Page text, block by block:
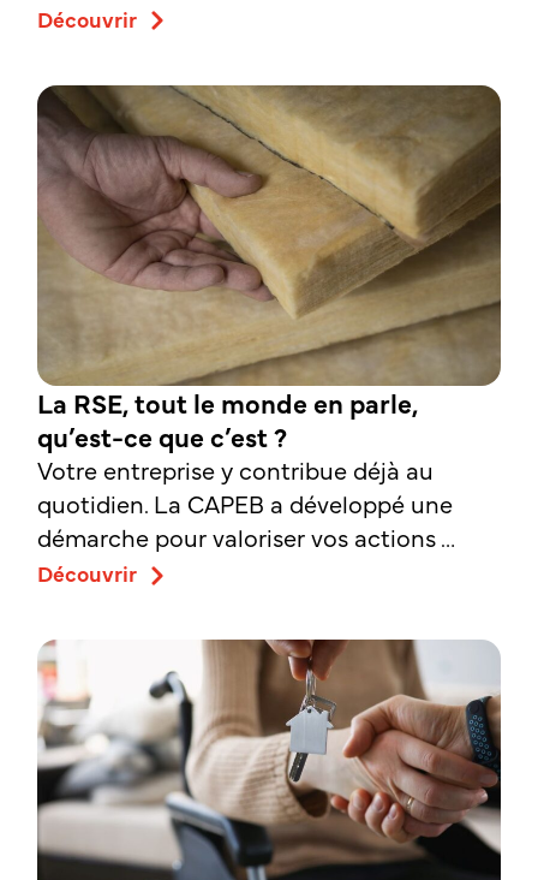
Découvrir
La RSE, tout le monde en parle,
qu’est-ce que c’est ?
Votre entreprise y contribue déjà au
quotidien. La CAPEB a développé une
démarche pour valoriser vos actions …
Découvrir